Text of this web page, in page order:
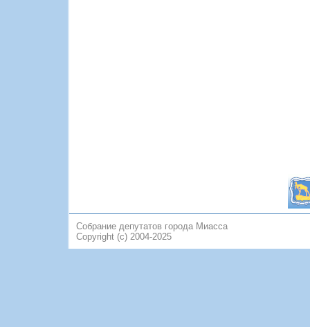
Собрание депутатов города Миасса
Copyright (c) 2004-2025